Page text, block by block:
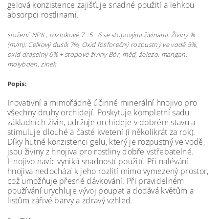
gelová konzistence zajišťuje snadné použití a lehkou
absorpci rostlinami.
složení: NPK , roztokové 7 : 5 : 6 se stopovými živinami. Živiny %
(m/m): Celkový dusík 7%, Oxid fosforečný rozpustný ve vodě 5%,
oxid draselný 6% + stopové živiny Bór, měď, železo, mangan,
molybden, zinek.
Popis:
Inovativní a mimořádně účinné minerální hnojivo pro
všechny druhy orchidejí. Poskytuje kompletní sadu
základních živin, udržuje orchideje v dobrém stavu a
stimuluje dlouhé a časté kvetení (i několikrát za rok).
Díky hutné konzistenci gelu, který je rozpustný ve vodě,
jsou živiny z hnojiva pro rostliny dobře vstřebatelné.
Hnojivo navíc vyniká snadností použití. Při nalévání
hnojiva nedochází k jeho rozlití mimo vymezený prostor,
což umožňuje přesné dávkování. Při pravidelném
používání urychluje vývoj poupat a dodává květům a
listům zářivé barvy a zdravý vzhled.